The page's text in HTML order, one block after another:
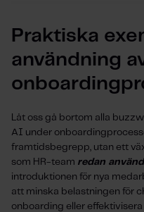
Praktiska
användning
Låt oss gå bortom alla
AI under
framtidsbegrepp, utan ett
som HR-team redan
introduktionen för nya
att minska belastningen för
onboarding eller